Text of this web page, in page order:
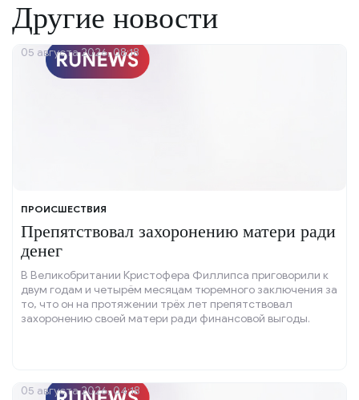
Другие новости
ПРОИСШЕСТВИЯ
Препятствовал захоронению матери ради
денег
В Великобритании Кристофера Филлипса приговорили к
двум годам и четырём месяцам тюремного заключения за
то, что он на протяжении трёх лет препятствовал
захоронению своей матери ради финансовой выгоды.
05 августа 2026, 08:18
05 августа 2026, 04:18